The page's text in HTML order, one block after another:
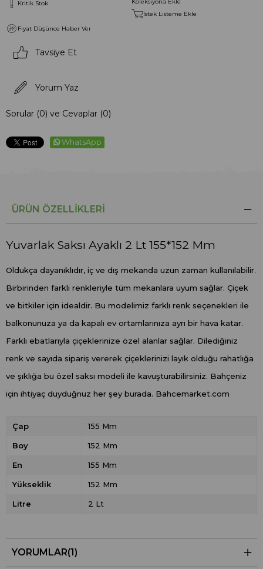
Kritik Stok
İstek Listeme Ekle
Fiyat Düşünce Haber Ver
Tavsiye Et
Yorum Yaz
Sorular (0) ve Cevaplar (0)
WhatsApp
ÜRÜN ÖZELLIKLERI
Yuvarlak Saksı Ayaklı 2 Lt 155*152 Mm
Oldukça dayanıklıdır, iç ve dış mekanda uzun zaman kullanılabilir.
Birbirinden farklı renkleriyle tüm mekanlara uyum sağlar. Çiçek
ve bitkiler için idealdir. Bu modelimiz farklı renk seçenekleri ile
balkonunuza ya da kapalı ev ortamlarınıza ayrı bir hava katar.
Farklı ebatlarıyla çiçeklerinize özel alanlar sağlar. Dilediğiniz
renk ve sayıda sipariş vererek çiçeklerinizi layık olduğu rahatlığa
ve şıklığa bu özel saksı modeli ile kavuşturabilirsiniz. Bahçeniz
için ihtiyaç duyduğnuz her şey burada. Bahcemarket.com
Çap 155 Mm
Boy 152 Mm
En 155 Mm
Yükseklik 152 Mm
Litre 2 Lt
YORUMLAR(1)